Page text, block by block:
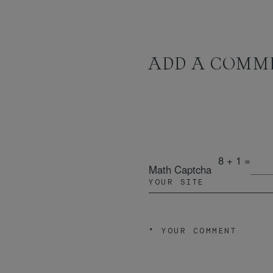
ADD A
Math Captcha
8 + 1 =